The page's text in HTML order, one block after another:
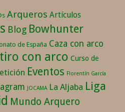
Arqueros Artículos
Blog Bowhunter
de España Caza con arco
con arco Curso de
Eventos Florentín García
JOCAMA La Aljaba Liga
Mundo Arquero